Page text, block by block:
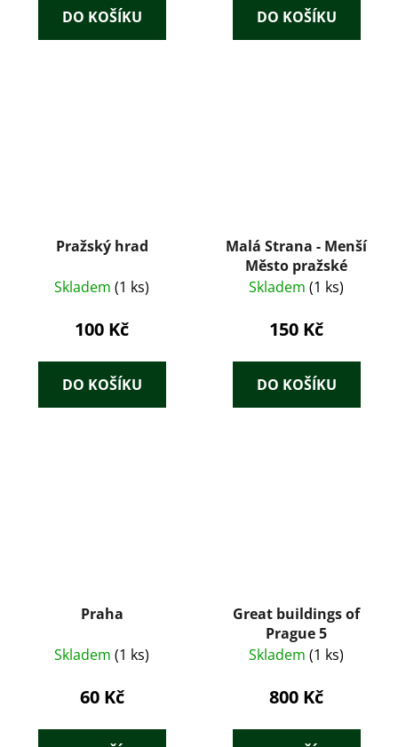
DO KOŠÍKU DO KOŠÍKU
Pražský hrad
Skladem (1 ks)
100 Kč
DO KOŠÍKU
Malá Strana - Menší
Město pražské
Skladem (1 ks)
150 Kč
DO KOŠÍKU
Praha
Skladem (1 ks)
60 Kč
Great buildings of
Prague 5
Skladem (1 ks)
800 Kč